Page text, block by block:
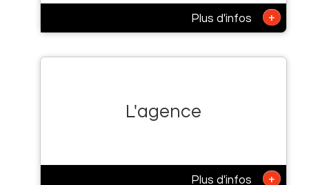
Plus d'infos +
L'agence
Plus d'infos +